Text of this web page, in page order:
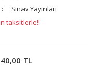
Sınav Yayınları
taksitlerle!!
40,00 TL